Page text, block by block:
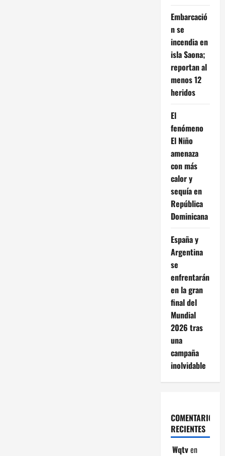
Embarcació
n se
incendia en
isla Saona;
reportan al
menos 12
heridos
El
fenómeno
El Niño
amenaza
con más
calor y
sequía en
República
Dominicana
España y
Argentina
se
enfrentarán
en la gran
final del
Mundial
2026 tras
una
campaña
inolvidable
COMENTARIOS
RECIENTES
Wqtven